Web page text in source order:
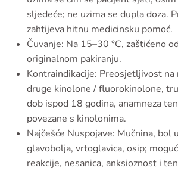
sljedeće; ne uzima se dupla doza.
zahtijeva hitnu medicinsku pomoć.
Čuvanje: Na 15–30 °C, zaštićeno
originalnom pakiranju.
Kontraindikacije: Preosjetljivost
druge kinolone / fluorokinolone,
dob ispod 18 godina, anamneza
povezane s kinolonima.
Najčešće Nuspojave: Mučnina, bol
glavobolja, vrtoglavica, osip;
reakcije, nesanica, anksioznost i